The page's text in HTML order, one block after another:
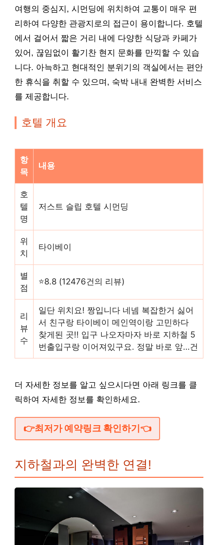
여행의 중심지, 시먼딩에 위치하여 교통이 매우 편
리하여 다양한 관광지로의 접근이 용이합니다. 호텔
에서 걸어서 짧은 거리 내에 다양한 식당과 카페가
있어, 끊임없이 활기찬 현지 문화를 만끽할 수 있습
니다. 아늑하고 현대적인 분위기의 객실에서는 편안
한 휴식을 취할 수 있으며, 숙박 내내 완벽한 서비스
를 제공합니다.
호텔 개요
항
목
내용
호
텔
명
저스트 슬립 호텔 시먼딩
위
치
타이베이
별
점
⭐8.8 (12476건의 리뷰)
리
뷰
수
일단 위치요! 짱입니다 네넴 복잡한거 싫어
서 친구랑 타이베이 메인역이랑 고민하다
찾게된 곳!! 입구 나오자마자 바로 지하철 5
번출입구랑 이어져있구요. 정말 바로 앞…건
더 자세한 정보를 알고 싶으시다면 아래 링크를 클
릭하여 자세한 정보를 확인하세요.
👉최저가 예약링크 확인하기👈
지하철과의 완벽한 연결!